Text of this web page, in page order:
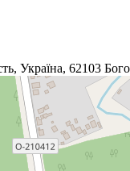
Україна, 62103